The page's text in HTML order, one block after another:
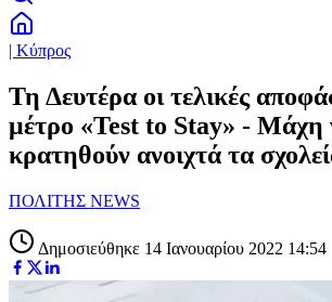
| Κύπρος
Τη Δευτέρα οι τελικές
μέτρο «Test to Stay» - Μάχη
κρατηθούν ανοιχτά τα
ΠΟΛΙΤΗΣ NEWS
Δημοσιεύθηκε 14 Ιανουαρίου 2022 14:54